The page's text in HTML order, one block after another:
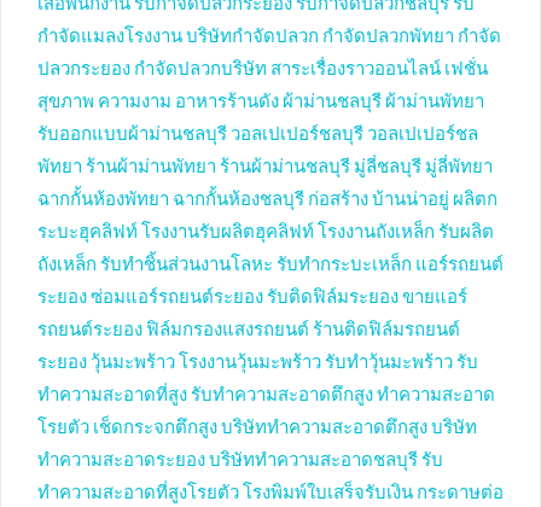
เสื้อพนักงาน รับกำจัดปลวกระยอง รับกำจัดปลวกชลบุรี รับ
กำจัดแมลงโรงงานบริษัทกำจัดปลวก กำจัดปลวกพัทยา กำจัด
ปลวกระยอง กำจัดปลวกบริษัท สาระเรื่องราวออนไลน์ เฟชั่น
สุขภาพ ความงาม อาหารร้านดัง ผ้าม่านชลบุรี ผ้าม่านพัทยา
รับออกแบบผ้าม่านชลบุรี วอลเปเปอร์ชลบุรี วอลเปเปอร์ชล
พัทยา ร้านผ้าม่านพัทยา ร้านผ้าม่านชลบุรี มู่ลี่ชลบุรี มู่ลี่พัทยา
ฉากกั้นห้องพัทยา ฉากกั้นห้องชลบุรี ก่อสร้าง บ้านน่าอยู่ ผลิตก
ระบะฮุคลิฟท์ โรงงานรับผลิตฮุคลิฟท์ โรงงานถังเหล็ก รับผลิต
ถังเหล็ก รับทำชิ้นส่วนงานโลหะ รับทำกระบะเหล็ก แอร์รถยนต์
ระยองซ่อมแอร์รถยนต์ระยอง รับติดฟิล์มระยองขายแอร์
รถยนต์ระยอง ฟิล์มกรองแสงรถยนต์ ร้านติดฟิล์มรถยนต์
ระยอง วุ้นมะพร้าว โรงงานวุ้นมะพร้าว รับทำวุ้นมะพร้าว รับ
ทำความสะอาดที่สูง รับทำความสะอาดตึกสูงทำความสะอาด
โรยตัว เช็ดกระจกตึกสูงบริษัททำความสะอาดตึกสูงบริษัท
ทำความสะอาดระยองบริษัททำความสะอาดชลบุรี รับ
ทำความสะอาดที่สูงโรยตัว โรงพิมพ์ใบเสร็จรับเงิน กระดาษต่อ